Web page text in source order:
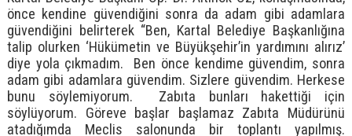
önce kendine güvendiğini sonra da adam gibi adamlara
güvendiğini belirterek “Ben, Kartal Belediye Başkanlığına
talip olurken ‘Hükümetin ve Büyükşehir’in yardımını alırız’
diye yola çıkmadım. Ben önce kendime güvendim, sonra
adam gibi adamlara güvendim. Sizlere güvendim. Herkese
bunu söylemiyorum. Zabıta bunları hakettiği için
söylüyorum. Göreve başlar başlamaz Zabıta Müdürünü
atadığımda Meclis salonunda bir toplantı yapılmış.